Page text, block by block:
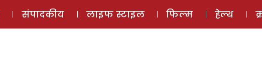
ई-मैगज़ीन
संपादकीय लाइफ स्टाइल फिल्म हेल्थ